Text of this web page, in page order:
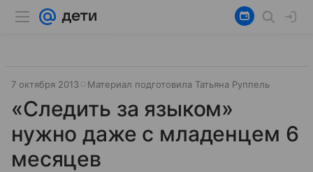
7 октября 2013 Материал подготовила Татьяна Руппель
«Следить за языком»
нужно даже с младенцем 6
месяцев